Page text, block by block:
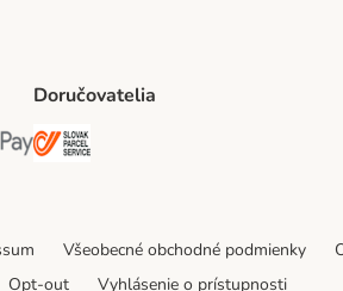
Method
Pay Payment Method
Doručovatelia
Všeobecné obchodné podmienky
Opt-out Vyhlásenie o prístupnosti